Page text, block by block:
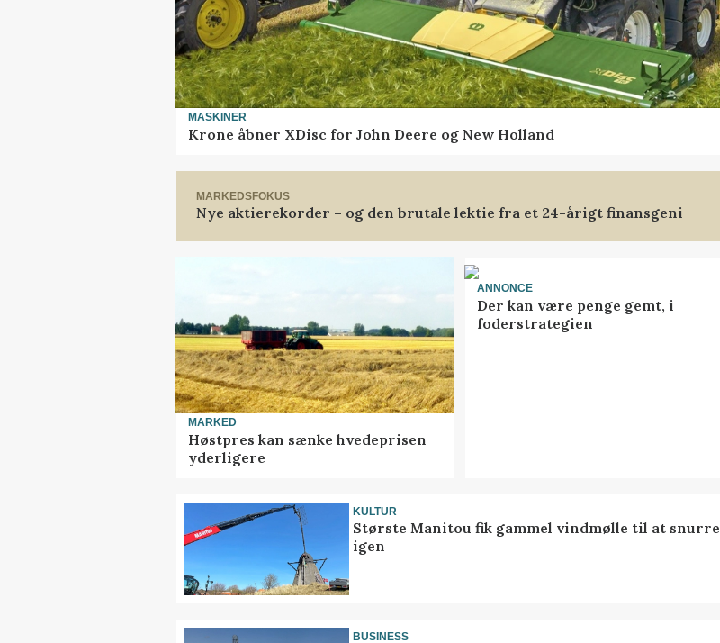
MASKINER
Krone åbner XDisc for John Deere og New Holland
MARKEDSFOKUS
Nye aktierekorder – og den brutale lektie fra et 24-årigt finansgeni
MARKED
Høstpres kan sænke hvedeprisen
yderligere
ANNONCE
Der kan være penge gemt, i
foderstrategien
KULTUR
Største Manitou fik gammel vindmølle til at snurre
igen
BUSINESS